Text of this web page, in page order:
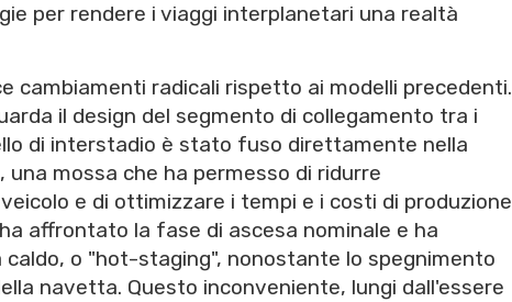
per rendere i viaggi interplanetari una realtà
cambiamenti radicali rispetto ai modelli precedenti.
il design del segmento di collegamento tra i
di interstadio è stato fuso direttamente nella
, una mossa che ha permesso di ridurre
e di ottimizzare i tempi e i costi di produzione
affrontato la fase di ascesa nominale e ha
o "hot-staging", nonostante lo spegnimento
navetta. Questo inconveniente, lungi dall'essere